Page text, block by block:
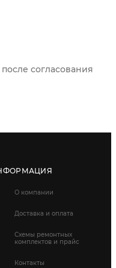
согласования
О компании
Доставка и оплата
Схемы ремонтных
комплектов и прайс
Контакты